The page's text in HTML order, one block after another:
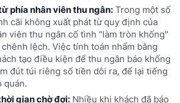
phía nhân viên thu ngân:Trong một số
cãi không xuất phát từ quy định của
viên thu ngân cố tình "làm tròn khống"
lệch. Việc tính toán nhẩm bằng
tạo điều kiện để thu ngân báo khống
đút túi riêng số tiền dôi ra, để lại tiếng
quán.
gian chờ đợi:Nhiều khi khách đã báo